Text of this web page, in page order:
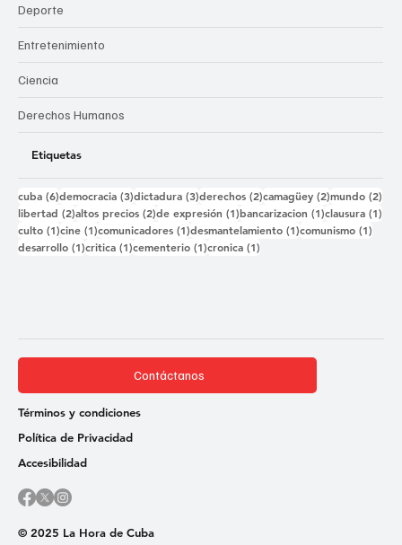
Deporte
Entretenimiento
Ciencia
Derechos Humanos
Etiquetas
cuba (6)6 entradas
democracia (3)3 entradas
dictadura (3)3 entradas
derechos (2)2 entradas
camagüey (2)2 entradas
mundo (2)
libertad (2)2 entradas
altos precios (2)2 entradas
de expresión (1)1 entrada
bancarizacion (1)1 entrada
clausura (1)
culto (1)1 entrada
cine (1)1 entrada
comunicadores (1)1 entrada
desmantelamiento (1)1 entrada
comunismo (1)
desarrollo (1)1 entrada
critica (1)1 entrada
cementerio (1)1 entrada
cronica (1)
© 2025 La Hora de Cuba
Contáctanos
Términos y condiciones
Política de Privacidad
Accesibilidad